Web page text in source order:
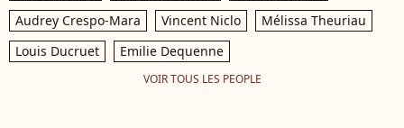
Audrey Crespo-Mara
Vincent Niclo
Mélissa Theuriau
Louis Ducruet
Emilie Dequenne
VOIR TOUS LES PEOPLE